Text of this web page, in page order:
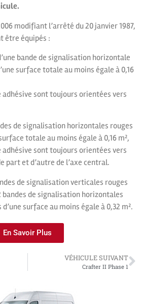
modifiant l’arrêté du 20 janvier 1987,
être équipés :
bande de signalisation horizontale
surface totale au moins égale à 0,16
adhésive sont toujours orientées vers
de signalisation horizontales rouges
totale au moins égale à 0,16 m²,
adhésive sont toujours orientées vers
part et d’autre de l’axe central.
de signalisation verticales rouges
bandes de signalisation horizontales
surface au moins égale à 0,32 m².
En Savoir Plus
VÉHICULE SUIVANT
Crafter II Phase 1